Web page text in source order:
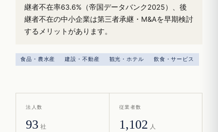
継者不在率63.6%（帝国データバンク2025）、後
継者不在の中小企業は第三者承継・M&Aを早期検討
するメリットがあります。
食品・農水産 建設・不動産 観光・ホテル 飲食・サービス
法人数
93 社
従業者数
1,102 人